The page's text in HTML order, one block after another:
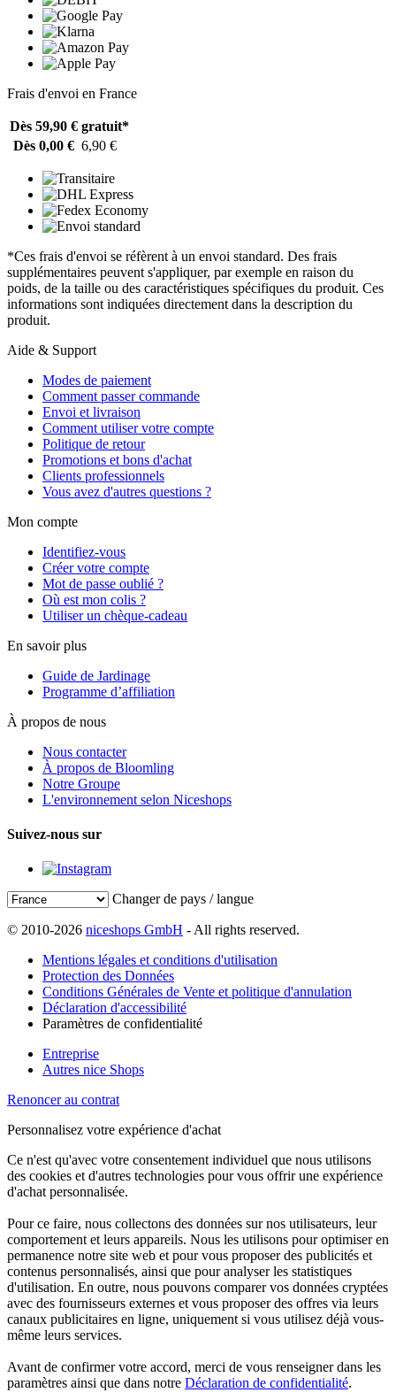
Frais d'envoi en France
Dès 59,90 € gratuit*
Dès 0,00 € 6,90 €
*Ces frais d'envoi se réfèrent à un envoi standard. Des frais
supplémentaires peuvent s'appliquer, par exemple en raison du
poids, de la taille ou des caractéristiques spécifiques du produit. Ces
informations sont indiquées directement dans la description du
produit.
Aide & Support
Modes de paiement
Comment passer commande
Envoi et livraison
Comment utiliser votre compte
Politique de retour
Promotions et bons d'achat
Clients professionnels
Vous avez d'autres questions ?
Mon compte
Identifiez-vous
Créer votre compte
Mot de passe oublié ?
Où est mon colis ?
Utiliser un chèque-cadeau
En savoir plus
Guide de Jardinage
Programme d’affiliation
À propos de nous
Nous contacter
À propos de Bloomling
Notre Groupe
L'environnement selon Niceshops
Suivez-nous sur
Changer de pays / langue
© 2010-2026 niceshops GmbH - All rights reserved.
Mentions légales et conditions d'utilisation
Protection des Données
Conditions Générales de Vente et politique d'annulation
Déclaration d'accessibilité
Paramètres de confidentialité
Entreprise
Autres nice Shops
Renoncer au contrat
Personnalisez votre expérience d'achat
Ce n'est qu'avec votre consentement individuel que nous utilisons
des cookies et d'autres technologies pour vous offrir une expérience
d'achat personnalisée.
Pour ce faire, nous collectons des données sur nos utilisateurs, leur
comportement et leurs appareils. Nous les utilisons pour optimiser en
permanence notre site web et pour vous proposer des publicités et
contenus personnalisés, ainsi que pour analyser les statistiques
d'utilisation. En outre, nous pouvons comparer vos données cryptées
avec des fournisseurs externes et vous proposer des offres via leurs
canaux publicitaires en ligne, uniquement si vous utilisez déjà vous-
même leurs services.
Avant de confirmer votre accord, merci de vous renseigner dans les
paramètres ainsi que dans notre Déclaration de confidentialité.